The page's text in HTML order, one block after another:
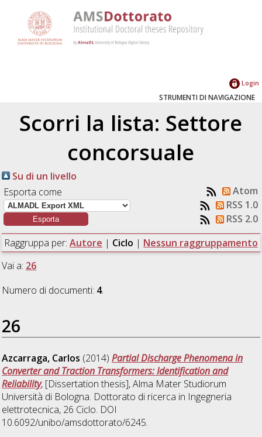
Login
STRUMENTI DI NAVIGAZIONE
Scorri la lista: Settore
concorsuale
Su di un livello
Esporta come
Atom
RSS 1.0
RSS 2.0
Raggruppa per: Autore | Ciclo | Nessun raggruppamento
Vai a: 26
Numero di documenti: 4.
26
Azcarraga, Carlos (2014)Partial Discharge Phenomena in
Converter and Traction Transformers: Identification and
Reliability, [Dissertation thesis], Alma Mater Studiorum
Università di Bologna. Dottorato di ricerca in Ingegneria
elettrotecnica, 26 Ciclo. DOI
10.6092/unibo/amsdottorato/6245.